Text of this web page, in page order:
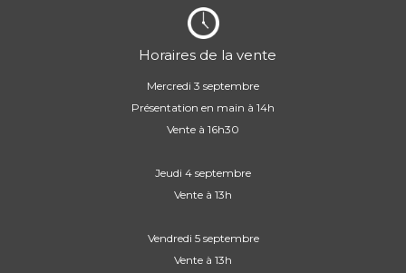
Horaires de la vente
Mercredi 3 septembre
Présentation en main à 14h
Vente à 16h30
Jeudi 4 septembre
Vente à 13h
Vendredi 5 septembre
Vente à 13h